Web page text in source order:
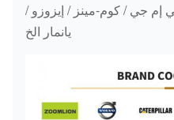
إم جي / كوم-مينز / إيزوزو /
يانمار الخ